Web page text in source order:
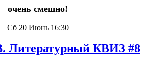
очень смешно!
Сб 20 Июнь 16:30
Литературный КВИЗ #8